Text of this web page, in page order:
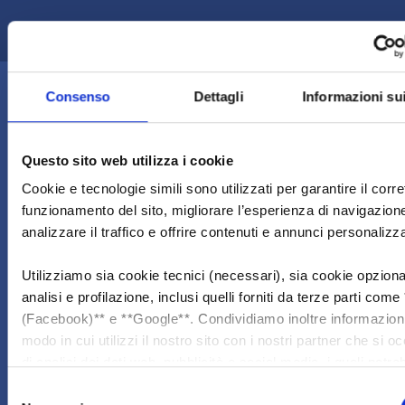
Consenso Dettagli Informazioni
Questo sito web utilizza i cookie
Cookie e tecnologie simili sono utilizzati per garantire il
funzionamento del sito, migliorare l’esperienza di
analizzare il traffico e offrire contenuti e annunci
Utilizziamo sia cookie tecnici (necessari), sia cookie
analisi e profilazione, inclusi quelli forniti da terze parti come
(Facebook)** e **Google**. Condividiamo inoltre
modo in cui utilizzi il nostro sito con i nostri partner che si
COME FUNZIONA